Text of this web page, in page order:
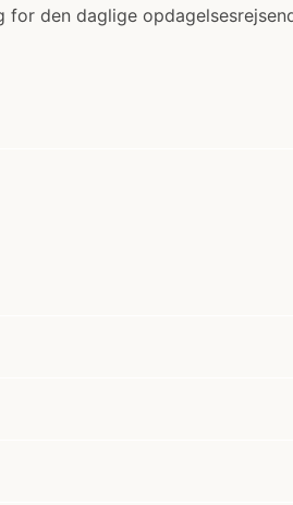
den daglige